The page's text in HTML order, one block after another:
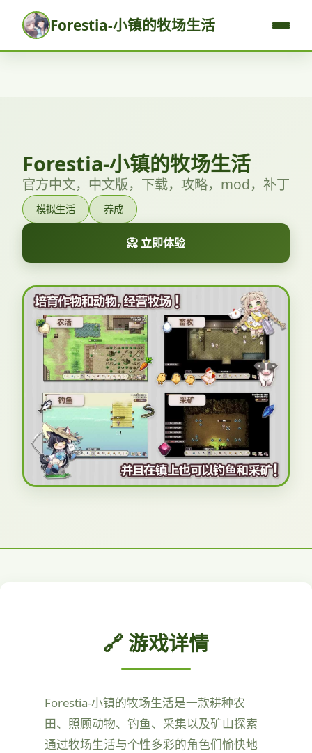
Forestia-小镇的牧场生活
Forestia-小镇的牧场生活
官方中文，中文版，下载，攻略，mod，补丁
模拟生活 养成
📀 立即体验
🔗 游戏详情
Forestia-小镇的牧场生活是一款耕种农
田、照顾动物、钓鱼、采集以及矿山探索
通过牧场生活与个性多彩的角色们愉快地